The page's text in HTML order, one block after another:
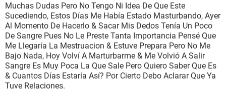
SEXUALIDAD
GLOSARIO
Muchas Dudas Pero No Tengo Ni Idea De Que Este
Sucediendo, Estos Días Me Había Estado Masturbando, Ayer
Al Momento De Hacerlo & Sacar Mis Dedos Tenía Un Poco
De Sangre Pues No Le Preste Tanta Importancia Pensé Que
Me Llegaría La Mestruacion & Estuve Prepara Pero No Me
Bajo Nada, Hoy Volví A Marturbarme & Me Volvió A Salir
Sangre Es Muy Poca La Que Sale Pero Quiero Saber Que Es
& Cuantos Días Estaría Así? Por Cierto Debo Aclarar Que Ya
Tuve Relaciones.